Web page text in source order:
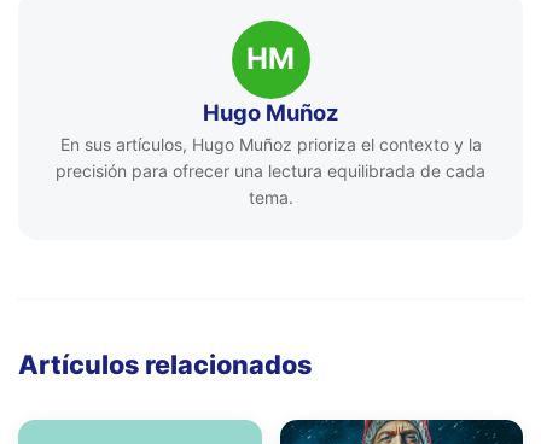
HM
Hugo Muñoz
En sus artículos, Hugo Muñoz prioriza el contexto y la
precisión para ofrecer una lectura equilibrada de cada
tema.
Artículos relacionados